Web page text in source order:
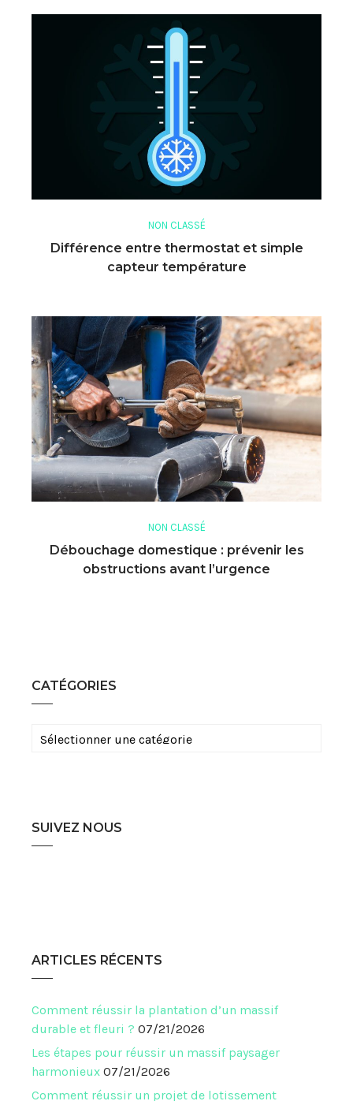
NON CLASSÉ
Différence entre thermostat et simple
capteur température
NON CLASSÉ
Débouchage domestique : prévenir les
obstructions avant l’urgence
CATÉGORIES
Catégories
SUIVEZ NOUS
ARTICLES RÉCENTS
Comment réussir la plantation d’un massif
durable et fleuri ? 07/21/2026
Les étapes pour réussir un massif paysager
harmonieux 07/21/2026
Comment réussir un projet de lotissement